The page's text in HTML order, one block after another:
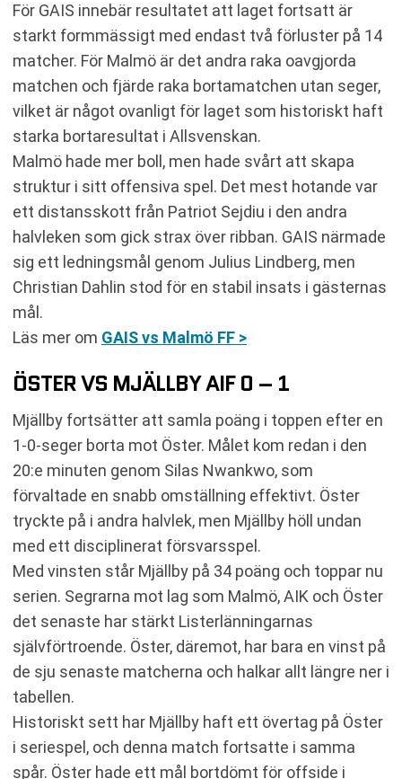
För GAIS innebär resultatet att laget fortsatt är
starkt formmässigt med endast två förluster på 14
matcher. För Malmö är det andra raka oavgjorda
matchen och fjärde raka bortamatchen utan seger,
vilket är något ovanligt för laget som historiskt haft
starka bortaresultat i Allsvenskan.
Malmö hade mer boll, men hade svårt att skapa
struktur i sitt offensiva spel. Det mest hotande var
ett distansskott från Patriot Sejdiu i den andra
halvleken som gick strax över ribban. GAIS närmade
sig ett ledningsmål genom Julius Lindberg, men
Christian Dahlin stod för en stabil insats i gästernas
mål.
Läs mer om GAIS vs Malmö FF >
ÖSTER VS MJÄLLBY AIF 0 – 1
Mjällby fortsätter att samla poäng i toppen efter en
1-0-seger borta mot Öster. Målet kom redan i den
20:e minuten genom Silas Nwankwo, som
förvaltade en snabb omställning effektivt. Öster
tryckte på i andra halvlek, men Mjällby höll undan
med ett disciplinerat försvarsspel.
Med vinsten står Mjällby på 34 poäng och toppar nu
serien. Segrarna mot lag som Malmö, AIK och Öster
det senaste har stärkt Listerlänningarnas
självförtroende. Öster, däremot, har bara en vinst på
de sju senaste matcherna och halkar allt längre ner i
tabellen.
Historiskt sett har Mjällby haft ett övertag på Öster
i seriespel, och denna match fortsatte i samma
spår. Öster hade ett mål bortdömt för offside i